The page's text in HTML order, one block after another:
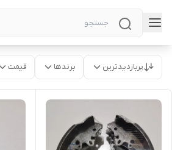
پربازدیدترین برندها قیمت